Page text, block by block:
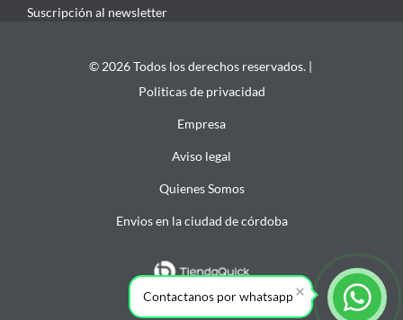
Suscripción al newsletter
© 2026 Todos los derechos reservados. |
Politicas de privacidad
Empresa
Aviso legal
Quienes Somos
Envios en la ciudad de córdoba
Contactanos por whatsapp